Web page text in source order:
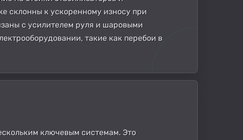
склонны к ускоренному износу при
с усилителем руля и шаровыми
такие как перебои в
ключевым системам. Это